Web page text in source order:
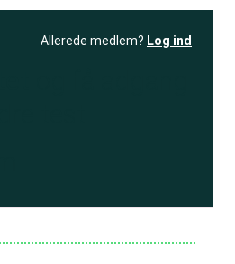
Allerede medlem? Log ind